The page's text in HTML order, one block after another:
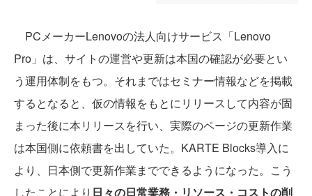
PCメーカーLenovoの法人向けサービス「Lenovo
Pro」は、サイトの運営や更新は本国の確認が必要とい
う運用体制をもつ。それまではセミナー情報などを掲載
するとなると、仮の情報をもとにリリースして内容が固
まった後に本リリースを行い、実際のページの更新作業
は本国側に依頼書を出していた。KARTE Blocks導入に
より、日本側で更新作業までできるようになった。こう
したことにより 日々の日常業務・リソース・コストの削